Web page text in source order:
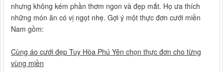
nhưng không kém phần thơm ngon và đẹp mắt. Họ ưa thích
những món ăn có vị ngọt nhẹ. Gợi ý một thực đơn cưới miền
Nam gồm:
Cùng áo cưới đẹp Tuy Hòa Phú Yên chọn thực đơn cho từng
vùng miền